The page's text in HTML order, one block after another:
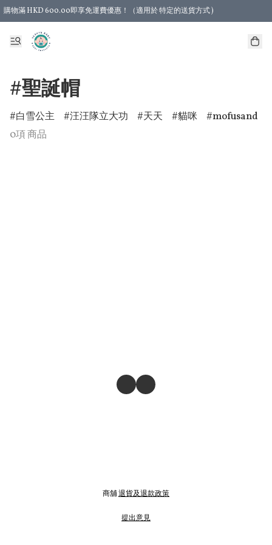
購物滿 HKD 600.00即享免運費優惠！（適用於 特定的送貨方式 )
#聖誕帽
白雪公主 汪汪隊立大功 天天 貓咪
mofusand
0項 商品
商舖退貨及退款政策
提出意見